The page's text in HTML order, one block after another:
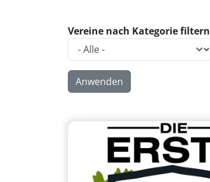
Vereine nach Kategorie filtern